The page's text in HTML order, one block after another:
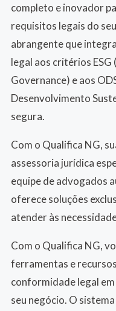
completo e inovador
requisitos legais do
abrangente que
legal aos critérios ESG
Governance) e aos
Desenvolvimento
segura.
Com o Qualifica NG,
assessoria jurídica
equipe de advogados
oferece soluções
atender às
Com o Qualifica NG,
ferramentas e
conformidade legal
seu negócio. O